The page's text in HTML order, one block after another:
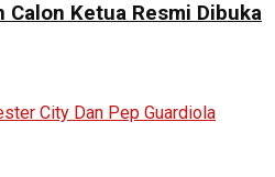
Ketua Resmi Dibuka